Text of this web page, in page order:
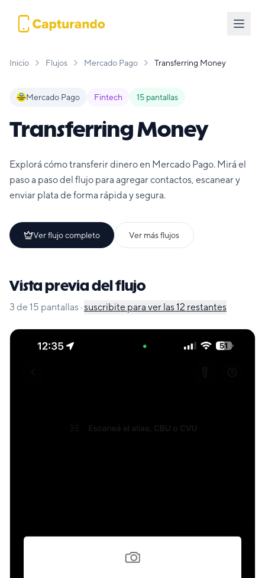
Inicio Flujos Mercado Pago Transferring Money
Mercado Pago Fintech 15 pantallas
Transferring Money
Explorá cómo transferir dinero en Mercado Pago. Mirá el
paso a paso del flujo para agregar contactos, escanear y
enviar plata de forma rápida y segura.
Ver flujo completo Ver más flujos
Vista previa del flujo
3 de 15 pantallas ·suscribite para ver las 12 restantes